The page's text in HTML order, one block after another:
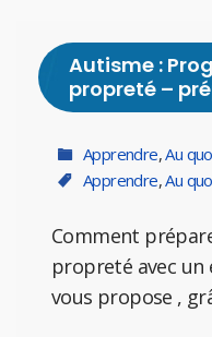
Autisme :
propreté –
Apprendre,Au
Apprendre,Au
Comment
propreté avec un
vous propose ,